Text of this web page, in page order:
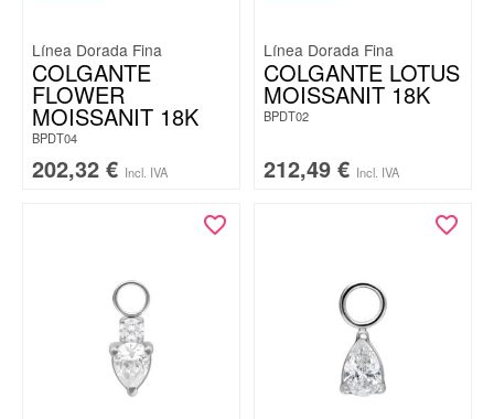
Línea Dorada Fina
COLGANTE
FLOWER
MOISSANIT 18K
BPDT04
202,32 € Incl. IVA
Línea Dorada Fina
COLGANTE LOTUS
MOISSANIT 18K
BPDT02
212,49 € Incl. IVA